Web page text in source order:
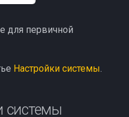
для первичной
Настройки системы.
системы